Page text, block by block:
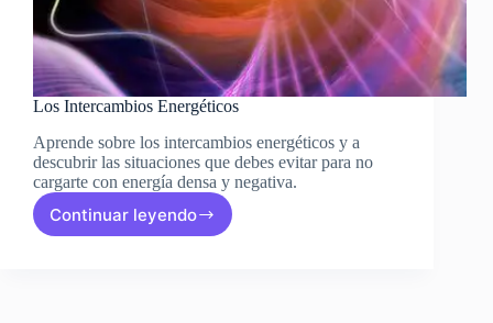
Los Intercambios Energéticos
Aprende sobre los intercambios energéticos y a
descubrir las situaciones que debes evitar para no
cargarte con energía densa y negativa.
Continuar leyendo
Los